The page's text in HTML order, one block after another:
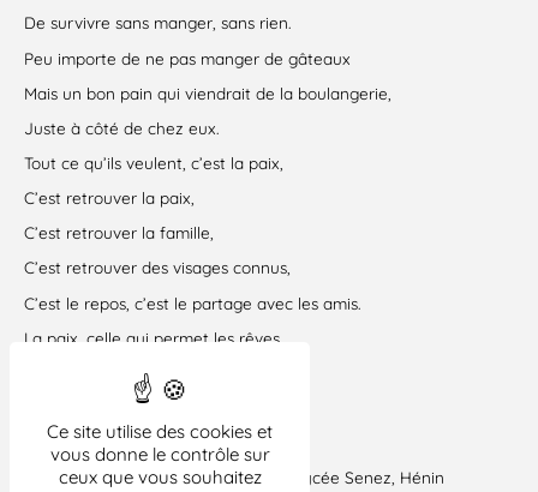
Ce site utilise des cookies et
vous donne le contrôle sur
ceux que vous souhaitez
De survivre sans manger, sans rien.
Peu importe de ne pas manger de gâteaux
Mais un bon pain qui viendrait de la boulangerie,
Juste à côté de chez eux.
Tout ce qu’ils veulent, c’est la paix,
C’est retrouver la paix,
C’est retrouver la famille,
C’est retrouver des visages connus,
C’est le repos, c’est le partage avec les amis.
La paix, celle qui permet les rêves,
Celle qui rend les projets possibles,
C’est leur vœu le plus cher.
Aurélie Nutte, 1ère année, CAP EVS, lycée Senez, Hénin